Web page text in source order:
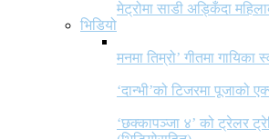
मेट्रोमा साडी अड्किँदा
भिडियो
मनमा तिम्रो’ गीतमा
‘दान्भी’को टिजरमा पूजाको
‘छक्कापञ्जा ४’ को ट्रेलर